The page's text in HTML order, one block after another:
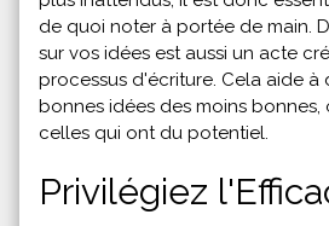
de quoi noter à portée de main.
sur vos idées est aussi un acte
processus d'écriture. Cela aide à
bonnes idées des moins
celles qui ont du potentiel.
Privilégiez